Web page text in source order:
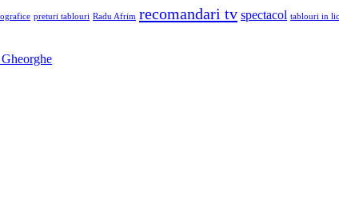
preturi tablouri Radu Afrim recomandari tv spectacol tablouri in